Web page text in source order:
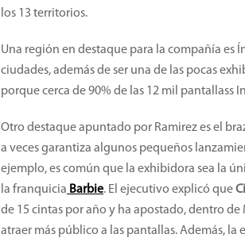
los 13 territorios.
Una región en destaque para la compañía es
ciudades, además de ser una de las pocas
porque cerca de 90% de las 12 mil pantallass
Otro destaque apuntado por Ramirez es el
a veces garantiza algunos pequeños
ejemplo, es común que la exhibidora sea la
la franquicia Barbie. El ejecutivo explicó que
de 15 cintas por año y ha apostado, dentro
atraer más público a las pantallas. Además,